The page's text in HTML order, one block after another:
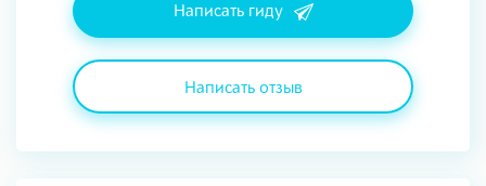
Написать гиду
Написать отзыв